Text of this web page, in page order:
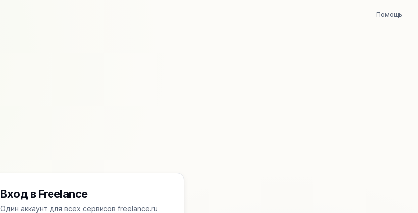
Помощь
Вход в Freelance
Один аккаунт для всех сервисов freelance.ru